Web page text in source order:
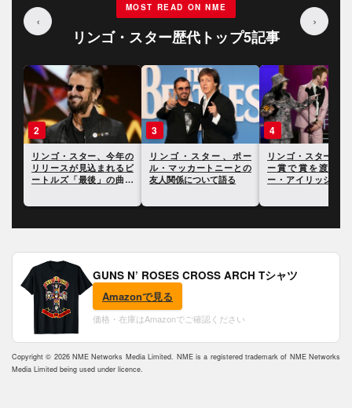
‹
MOST READ ON NME
リンゴ・スター歴代トップ5記事
›
3
リンゴ・スター、ポー
ル・マッカートニーとの
友人関係について語る
リンゴ・スター、グラミ
ー賞で賞を渡したビリ
ー・アイリッシュに賛辞
5
リンゴ・スター
思うキャリアで最
ラムについて語る
GUNS N’ ROSES CROSS ARCH Tシャツ
Amazonで見る
価格・在庫はAmazonでご確認ください
Copyright © 2026 NME Networks Media Limited. NME is a registered trademark of NME Networks
Media Limited being used under licence.